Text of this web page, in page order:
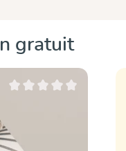
gratuit